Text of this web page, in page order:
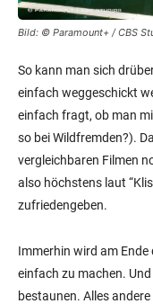
Bild: © Paramount+ / CBS
So kann man sich
einfach weggeschickt
einfach fragt, ob man
so bei Wildfremden?).
vergleichbaren Filmen
also höchstens laut
zufriedengeben.
Immerhin wird am
einfach zu machen.
bestaunen. Alles